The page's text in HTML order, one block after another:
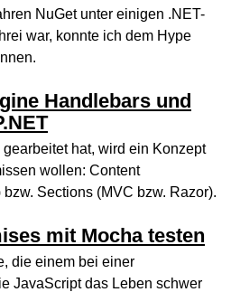
NuGet unter einigen .NET-
war, konnte ich dem Hype
Handlebars und
hat, wird ein Konzept
wollen: Content
Sections (MVC bzw. Razor).
mit Mocha testen
die einem bei einer
JavaScript das Leben schwer